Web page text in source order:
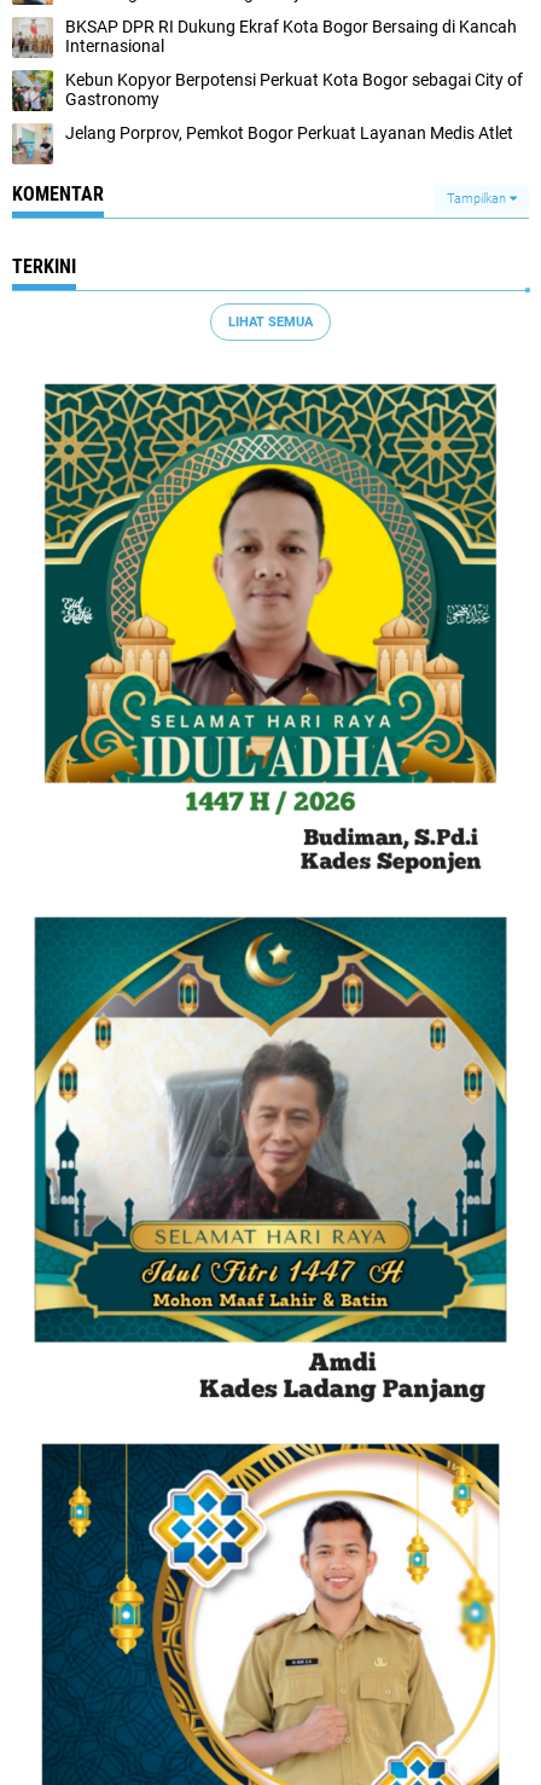
BKSAP DPR RI Dukung Ekraf Kota Bogor Bersaing di Kancah
Internasional
Kebun Kopyor Berpotensi Perkuat Kota Bogor sebagai City of
Gastronomy
Jelang Porprov, Pemkot Bogor Perkuat Layanan Medis Atlet
KOMENTAR Tampilkan
TERKINI
LIHAT SEMUA